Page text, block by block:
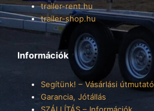
trailer-rent.hu
trailer-shop.hu
Információk
Segítünk! – Vásárlási útmutató
Garancia, Jótállás